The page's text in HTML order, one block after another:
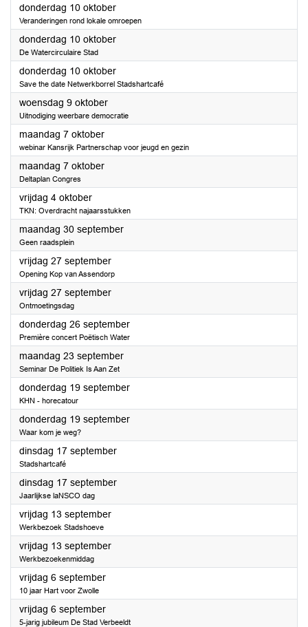
donderdag 10 oktober2024
Veranderingen rond lokale omroepen
donderdag 10 oktober2024
De Watercirculaire Stad
donderdag 10 oktober2024
Save the date Netwerkborrel Stadshartcafé
woensdag 9 oktober2024
Uitnodiging weerbare democratie
maandag 7 oktober2024
webinar Kansrijk Partnerschap voor jeugd en gezin
maandag 7 oktober2024
Deltaplan Congres
vrijdag 4 oktober2024
TKN: Overdracht najaarsstukken
maandag 30 september2024
Geen raadsplein
vrijdag 27 september2024
Opening Kop van Assendorp
vrijdag 27 september2024
Ontmoetingsdag
donderdag 26 september2024
Première concert Poëtisch Water
maandag 23 september2024
Seminar De Politiek Is Aan Zet
donderdag 19 september2024
KHN - horecatour
donderdag 19 september2024
Waar kom je weg?
dinsdag 17 september2024
Stadshartcafé
dinsdag 17 september2024
Jaarlijkse laNSCO dag
vrijdag 13 september2024
Werkbezoek Stadshoeve
vrijdag 13 september2024
Werkbezoekenmiddag
vrijdag 6 september2024
10 jaar Hart voor Zwolle
vrijdag 6 september2024
5-jarig jubileum De Stad Verbeeldt